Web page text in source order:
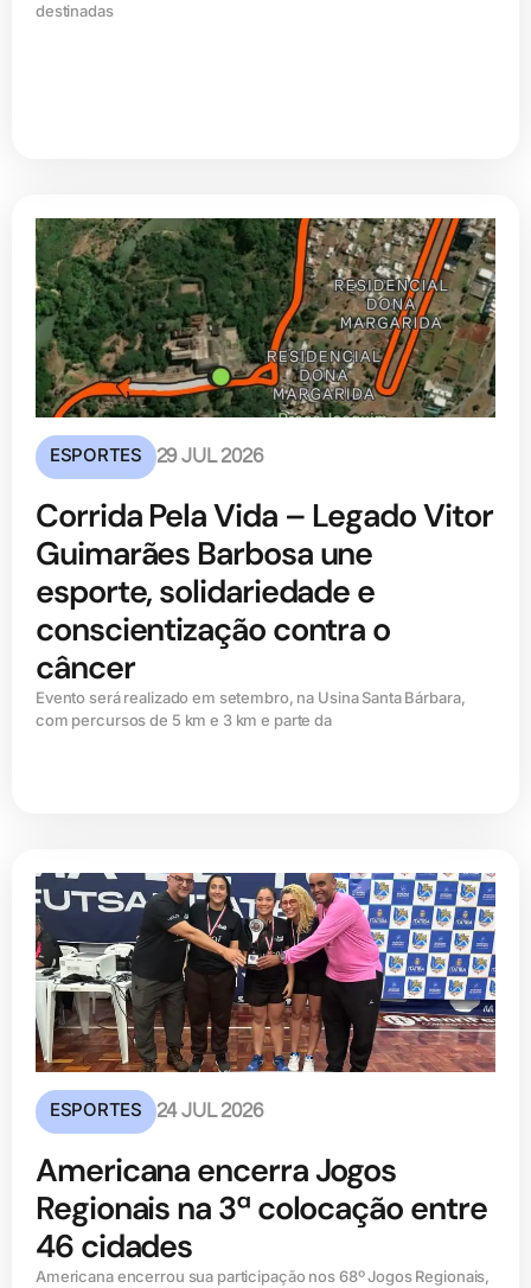
destinadas
ESPORTES 29 JUL 2026
Corrida Pela Vida – Legado Vitor
Guimarães Barbosa une
esporte, solidariedade e
conscientização contra o
câncer
Evento será realizado em setembro, na Usina Santa Bárbara,
com percursos de 5 km e 3 km e parte da
ESPORTES 24 JUL 2026
Americana encerra Jogos
Regionais na 3ª colocação entre
46 cidades
Americana encerrou sua participação nos 68º Jogos Regionais,